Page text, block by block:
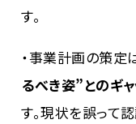
す。
・事業計画の策定
るべき姿”とのギ
す。現状を誤って